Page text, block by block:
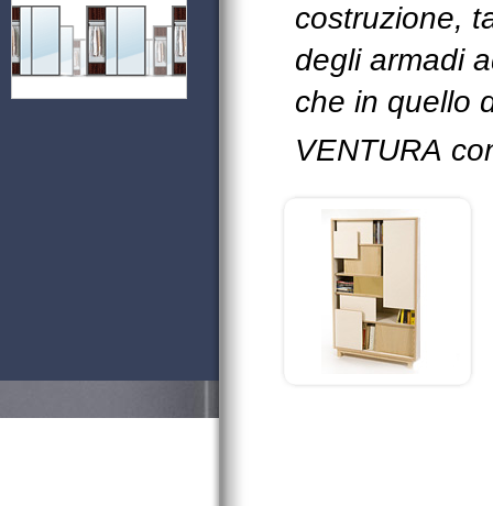
costruzione,
degli armadi
che in quello
VENTURA